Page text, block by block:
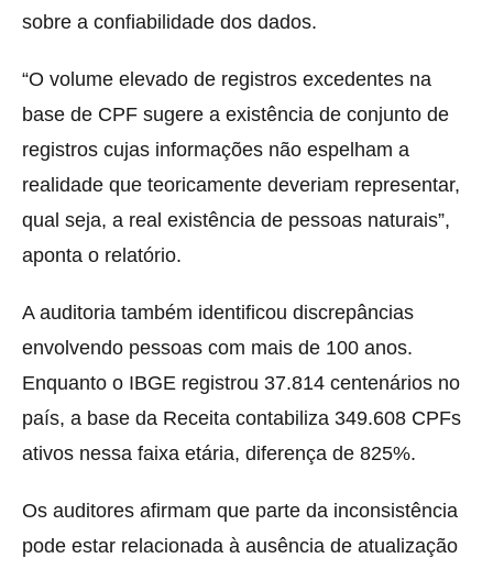
sobre a confiabilidade dos dados.
“O volume elevado de registros excedentes na
base de CPF sugere a existência de conjunto de
registros cujas informações não espelham a
realidade que teoricamente deveriam representar,
qual seja, a real existência de pessoas naturais”,
aponta o relatório.
A auditoria também identificou discrepâncias
envolvendo pessoas com mais de 100 anos.
Enquanto o IBGE registrou 37.814 centenários no
país, a base da Receita contabiliza 349.608 CPFs
ativos nessa faixa etária, diferença de 825%.
Os auditores afirmam que parte da inconsistência
pode estar relacionada à ausência de atualização